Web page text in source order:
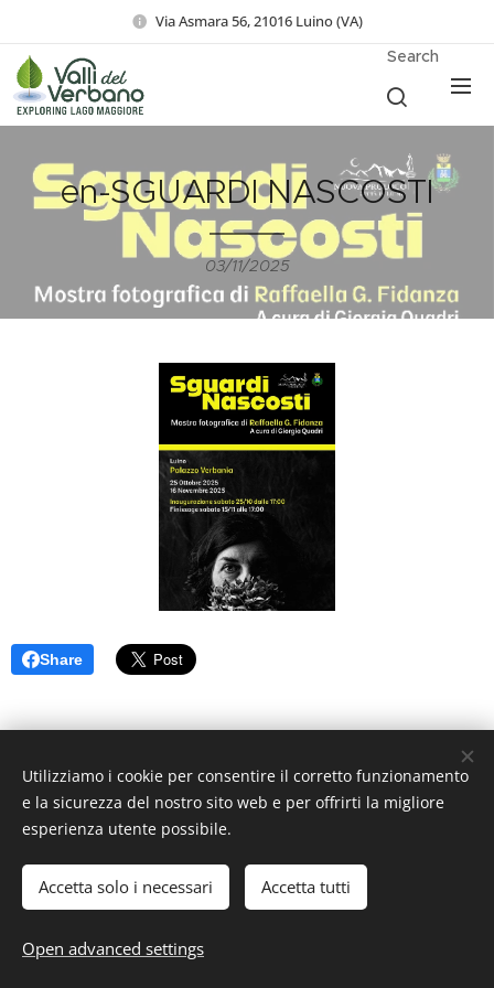
Via Asmara 56, 21016 Luino (VA)
Search
en-SGUARDI NASCOSTI
03/11/2025
Share
Powered by
Privacy - Policy - Note legali
Cookies
Italiano
Utilizziamo i cookie per consentire il corretto funzionamento
e la sicurezza del nostro sito web e per offrirti la migliore
esperienza utente possibile.
Accetta solo i necessari Accetta tutti
Open advanced settings